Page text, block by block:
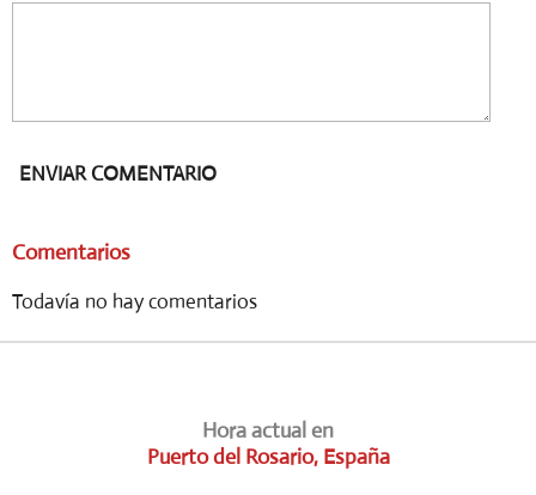
ENVIAR COMENTARIO
Comentarios
Todavía no hay comentarios
Hora actual en
Puerto del Rosario, España